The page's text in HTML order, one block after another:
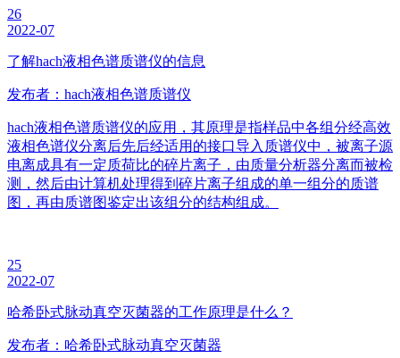
26
2022-07
了解hach液相色谱质谱仪的信息
发布者：hach液相色谱质谱仪
hach液相色谱质谱仪的应用，其原理是指样品中各组分经高效
液相色谱仪分离后先后经适用的接口导入质谱仪中，被离子源
电离成具有一定质荷比的碎片离子，由质量分析器分离而被检
测，然后由计算机处理得到碎片离子组成的单一组分的质谱
图，再由质谱图鉴定出该组分的结构组成。
25
2022-07
哈希卧式脉动真空灭菌器的工作原理是什么？
发布者：哈希卧式脉动真空灭菌器